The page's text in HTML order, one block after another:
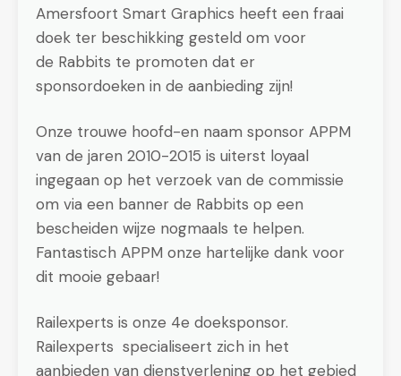
Amersfoort Smart Graphics heeft een fraai
doek ter beschikking gesteld om voor
de Rabbits te promoten dat er
sponsordoeken in de aanbieding zijn!
Onze trouwe hoofd-en naam sponsor APPM
van de jaren 2010-2015 is uiterst loyaal
ingegaan op het verzoek van de commissie
om via een banner de Rabbits op een
bescheiden wijze nogmaals te helpen.
Fantastisch APPM onze hartelijke dank voor
dit mooie gebaar!
Railexperts is onze 4e doeksponsor.
Railexperts specialiseert zich in het
aanbieden van dienstverlening op het gebied